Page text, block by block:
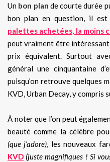
Un bon plan de courte durée
bon plan en question, il est
palettes achetées, la moins
peut vraiment être intéressant
prix équivalent. Surtout
général une cinquantaine
puisqu’on retrouve quelques
KVD, Urban Decay, y compris
À noter que l’on peut
beauté comme la célèbre
(que j’adore), les nouveaux
KVD (juste magnifiques ! Si